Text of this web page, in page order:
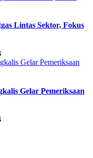
Lintas Sektor, Fokus
Gelar Pemeriksaan